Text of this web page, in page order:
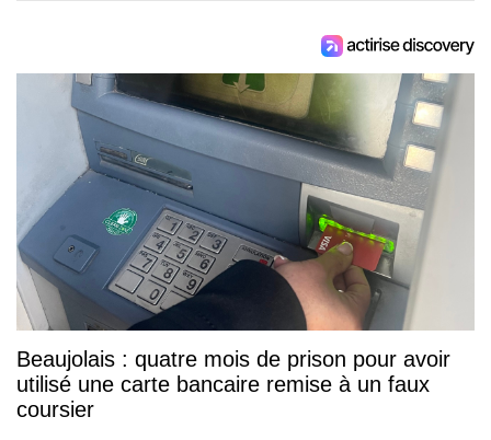
Beaujolais : quatre mois de prison pour avoir
utilisé une carte bancaire remise à un faux
coursier